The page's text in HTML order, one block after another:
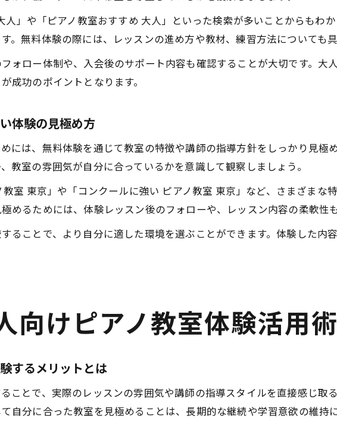
人」や「ピアノ教室おすすめ 大人」といった検索が多いことからもわ
。無料体験の際には、レッスンの進め方や教材、練習方法についても
ォロー体制や、入会後のサポート内容も確認することが大切です。大
成功のポイントとなります。
体験の見極め方
には、無料体験を通じて教室の特徴や講師の指導方針をしっかり見極
教室の雰囲気が自分に合っているかを意識して観察しましょう。
室 東京」や「コンクールに強い ピアノ教室 東京」など、さまざまな
めるためには、体験レッスン後のフォローや、レッスン内容の柔軟性
ることで、より自分に適した環境を選ぶことができます。体験した内
向けピアノ教室体験活用
するメリットとは
ことで、実際のレッスンの雰囲気や講師の指導スタイルを直接感じ取
自分に合った教室を見極めることは、長期的な継続や学習意欲の維持